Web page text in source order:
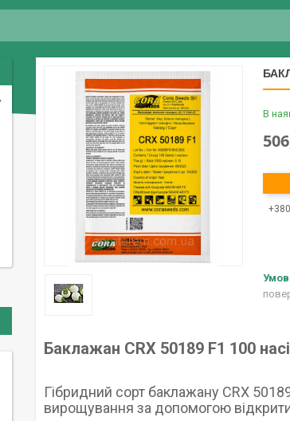
В
Баклажан CRX 50189 F1 100
Гібридний сорт баклажану CRX
вирощування за допомогою